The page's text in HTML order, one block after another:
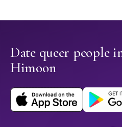
Date queer people
Himoon